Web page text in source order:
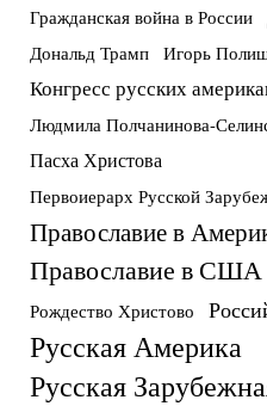
Гражданская война в России
Дональд Трамп Игорь
Конгресс русских
Людмила Полчанинова-
Пасха Христова
Первоиерарх Русской
Православие в
Православие в США
Рождество Христово
Русская Америка
Русская